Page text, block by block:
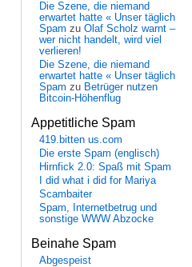
Die Szene, die niemand
erwartet hatte « Unser täglich
Spam zu Olaf Scholz warnt –
wer nicht handelt, wird viel
verlieren!
Die Szene, die niemand
erwartet hatte « Unser täglich
Spam zu Betrüger nutzen
Bitcoin-Höhenflug
Appetitliche Spam
419.bitten us.com
Die erste Spam (englisch)
Hirnfick 2.0: Spaß mit Spam
I did what i did for Mariya
Scambaiter
Spam, Internetbetrug und
sonstige WWW Abzocke
Beinahe Spam
Abgespeist